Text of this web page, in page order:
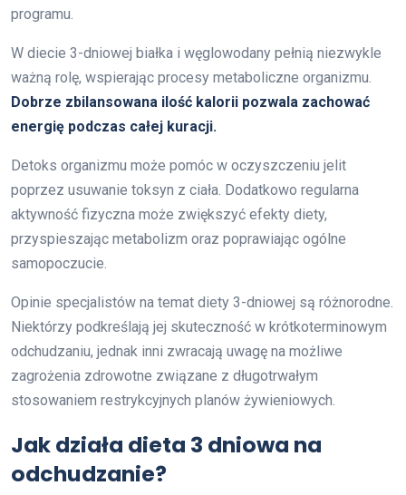
programu.
W diecie 3-dniowej białka i węglowodany pełnią niezwykle
ważną rolę, wspierając procesy metaboliczne organizmu.
Dobrze zbilansowana ilość kalorii pozwala zachować
energię podczas całej kuracji.
Detoks organizmu może pomóc w oczyszczeniu jelit
poprzez usuwanie toksyn z ciała. Dodatkowo regularna
aktywność fizyczna może zwiększyć efekty diety,
przyspieszając metabolizm oraz poprawiając ogólne
samopoczucie.
Opinie specjalistów na temat diety 3-dniowej są różnorodne.
Niektórzy podkreślają jej skuteczność w krótkoterminowym
odchudzaniu, jednak inni zwracają uwagę na możliwe
zagrożenia zdrowotne związane z długotrwałym
stosowaniem restrykcyjnych planów żywieniowych.
Jak działa dieta 3 dniowa na
odchudzanie?